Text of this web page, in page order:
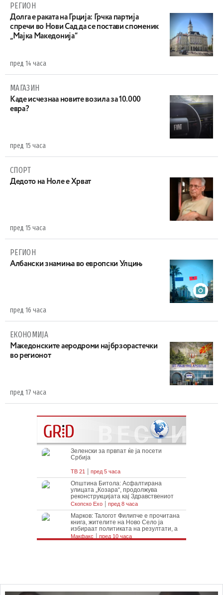
РЕГИОН
Долга е раката на Грција: Грчка партија
спречи во Нови Сад да се постави споменик
„Мајка Македонија“
пред 14 часа
МАГАЗИН
Каде исчезнаа новите возила за 10.000
евра?
пред 15 часа
СПОРТ
Дедото на Ноле е Хрват
пред 15 часа
РЕГИОН
Aлбански знамиња во европски Улцињ
пред 16 часа
ЕКОНОМИЈА
Maкедонските аеродроми најбрзорастечки
во регионот
пред 17 часа